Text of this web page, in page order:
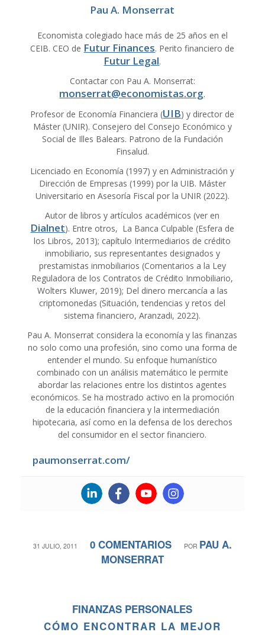
Pau A. Monserrat
Economista colegiado hace más de 25 años en el
CEIB. CEO de Futur Finances. Perito financiero de
Futur Legal.
Contactar con Pau A. Monserrat:
monserrat@economistas.org.
Profesor de Economía Financiera (UIB) y director de
Máster (UNIR). Consejero del Consejo Económico y
Social de Illes Balears. Patrono de la Fundación
Finsalud.
Licenciado en Economía (1997) y en Administración y
Dirección de Empresas (1999) por la UIB. Máster
Universitario en Asesoría Fiscal por la UNIR (2022).
Autor de libros y artículos académicos (ver en
Dialnet). Entre otros, La Banca Culpable (Esfera de
los Libros, 2013); capítulo Intermediarios de crédito
inmobiliario, sus representantes designados y
prestamistas inmobiliarios (Comentarios a la Ley
Reguladora de los Contratos de Crédito Inmobiliario,
Wolters Kluwer, 2019); Del dinero mercancía a las
criptomonedas (Situación, tendencias y retos del
sistema financiero, Aranzadi, 2022).
Pau A. Monserrat considera la economía y las finanzas
no solo como una profesión, sino como una forma de
entender el mundo. Su enfoque humanístico
combinado con un análisis matemático le permite
abordar las relaciones entre los distintos agentes
económicos. Se ha mostrado activo en la promoción
de la educación financiera y la intermediación
hipotecaria, así como en la defensa de los derechos
del consumidor en el sector financiero.
paumonserrat.com/
31 JULIO, 2011
/ 0 COMENTARIOS
/ POR PAU A.
MONSERRAT
FINANZAS PERSONALES
CÓMO ENCONTRAR LA MEJOR